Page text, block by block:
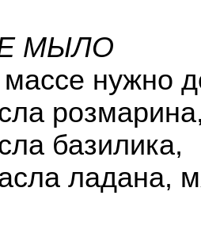
МЫЛО
нужно
базилика,
ладана,